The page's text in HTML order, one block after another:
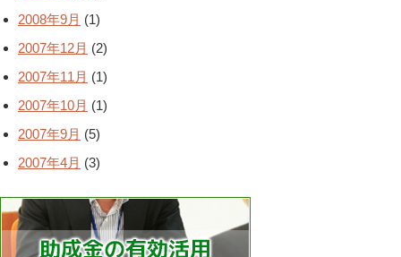
2008年9月 (1)
2007年12月 (2)
2007年11月 (1)
2007年10月 (1)
2007年9月 (5)
2007年4月 (3)